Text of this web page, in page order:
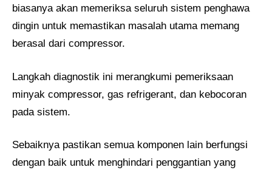
biasanya akan memeriksa seluruh sistem penghawa
dingin untuk memastikan masalah utama memang
berasal dari compressor.
Langkah diagnostik ini merangkumi pemeriksaan
minyak compressor, gas refrigerant, dan kebocoran
pada sistem.
Sebaiknya pastikan semua komponen lain berfungsi
dengan baik untuk menghindari penggantian yang